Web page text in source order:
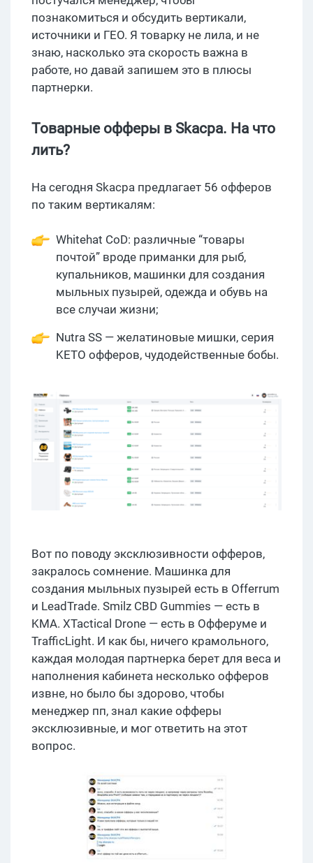
познакомиться и обсудить вертикали,
источники и ГЕО. Я товарку не лила, и не
знаю, насколько эта скорость важна в
работе, но давай запишем это в плюсы
партнерки.
Товарные офферы в Skacpa. На что
лить?
На сегодня Skacpa предлагает 56 офферов
по таким вертикалям:
Whitehat CoD: различные “товары
почтой” вроде приманки для рыб,
купальников, машинки для создания
мыльных пузырей, одежда и обувь на
все случаи жизни;
Nutra SS — желатиновые мишки, серия
KETO офферов, чудодейственные бобы.
Вот по поводу эксклюзивности офферов,
закралось сомнение. Машинка для
создания мыльных пузырей есть в Offerrum
и LeadTrade. Smilz CBD Gummies — есть в
KMA. XTactical Drone — есть в Офферуме и
TrafficLight. И как бы, ничего крамольного,
каждая молодая партнерка берет для веса и
наполнения кабинета несколько офферов
извне, но было бы здорово, чтобы
менеджер пп, знал какие офферы
эксклюзивные, и мог ответить на этот
вопрос.